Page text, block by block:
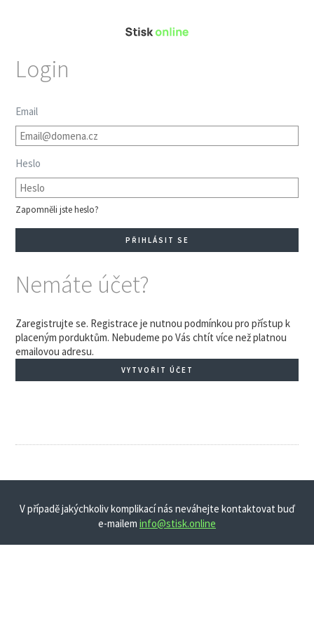
Login
Email
Heslo
Zapomněli jste heslo?
Nemáte účet?
Zaregistrujte se. Registrace je nutnou podmínkou pro přístup k
placeným porduktům. Nebudeme po Vás chtít více než platnou
emailovou adresu.
VYTVOŘIT ÚČET
V případě jakýchkoliv komplikací nás neváhejte kontaktovat buď
e-mailem info@stisk.online